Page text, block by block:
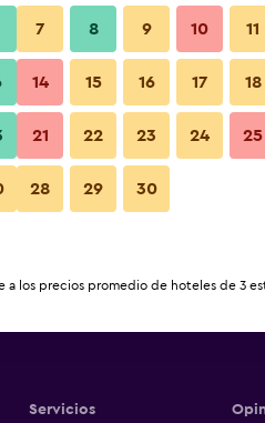
Lounge
Fotos
Servicios
7 8 9 10 11
14 15 16 17 18
21 22 23 24 25
28 29 30
a los precios promedio de hoteles de 3